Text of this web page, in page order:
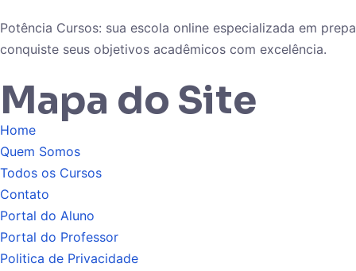
Potência Cursos: sua escola online especializada em
conquiste seus objetivos acadêmicos com excelência.
Mapa do Site
Home
Quem Somos
Todos os Cursos
Contato
Portal do Aluno
Portal do Professor
Politica de Privacidade